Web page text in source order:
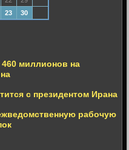
23 30
миллионов на
с президентом Ирана
рабочую